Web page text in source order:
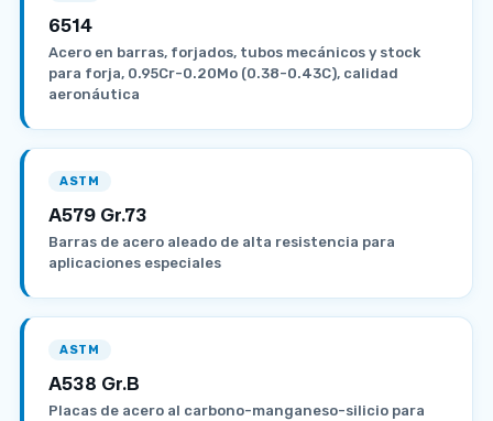
6514
Acero en barras, forjados, tubos mecánicos y stock
para forja, 0.95Cr-0.20Mo (0.38-0.43C), calidad
aeronáutica
ASTM
A579 Gr.73
Barras de acero aleado de alta resistencia para
aplicaciones especiales
ASTM
A538 Gr.B
Placas de acero al carbono-manganeso-silicio para